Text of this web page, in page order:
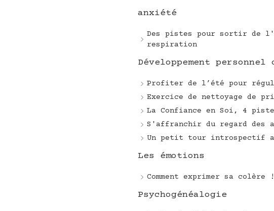
anxiété
Des pistes pour sortir de
respiration
Développement
Profiter de l’été pour
Exercice de nettoyage de
La Confiance en Soi, 4
S'affranchir du regard
Un petit tour introspectif
Les émotions
Comment exprimer sa
Psychogénéalogie